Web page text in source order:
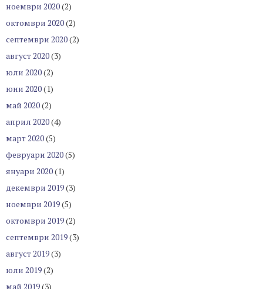
ноември 2020(2)
октомври 2020(2)
септември 2020(2)
август 2020(3)
юли 2020(2)
юни 2020(1)
май 2020(2)
април 2020(4)
март 2020(5)
февруари 2020(5)
януари 2020(1)
декември 2019(3)
ноември 2019(5)
октомври 2019(2)
септември 2019(3)
август 2019(3)
юли 2019(2)
май 2019(3)